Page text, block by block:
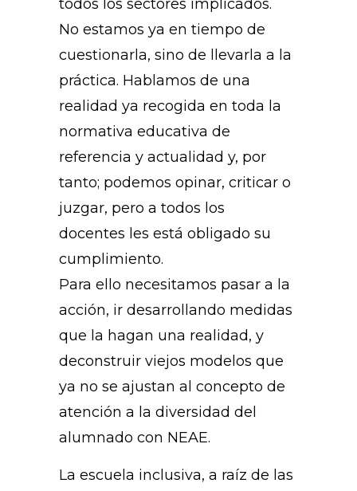
todos los sectores implicados.
No estamos ya en tiempo de
cuestionarla, sino de llevarla a la
práctica. Hablamos de una
realidad ya recogida en toda la
normativa educativa de
referencia y actualidad y, por
tanto; podemos opinar, criticar o
juzgar, pero a todos los
docentes les está obligado su
cumplimiento.
Para ello necesitamos pasar a la
acción, ir desarrollando medidas
que la hagan una realidad, y
deconstruir viejos modelos que
ya no se ajustan al concepto de
atención a la diversidad del
alumnado con NEAE.
La escuela inclusiva, a raíz de las